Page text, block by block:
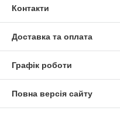
Контакти
Доставка та оплата
Графік роботи
Повна версія сайту